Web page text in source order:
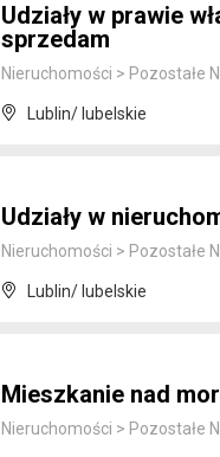
Udziały w prawie
sprzedam
Nieruchomości > Pozostałe
Lublin/ lubelskie
Udziały w
Nieruchomości > Pozostałe
Lublin/ lubelskie
Mieszkanie nad
Nieruchomości > Pozostałe